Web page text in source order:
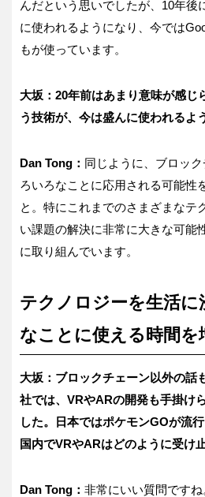
んだという思いでしたが、10年後
に使われるようになり、今では
もが使っています。
大坂：20年前はあまり意味が感じ
う技術が、今は盛んに使われるよ
Dan Tong： 同じように、ブロッ
ろいろなことに応用される可能性
と。特にこれまでのさまざまなテ
い課題の解決に非常に大きな可能
に取り組んでいます。
テクノロジーを生活に
なことに使える時間を
大坂：ブロックチェーン以外の話
社では、VRやARの開発も手掛け
した。日本ではポケモンGOが流
国内でVRやARはどのように受け
Dan Tong： 非常にいい質問ですね